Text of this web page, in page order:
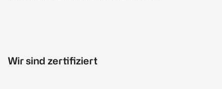
Wir sind zertifiziert